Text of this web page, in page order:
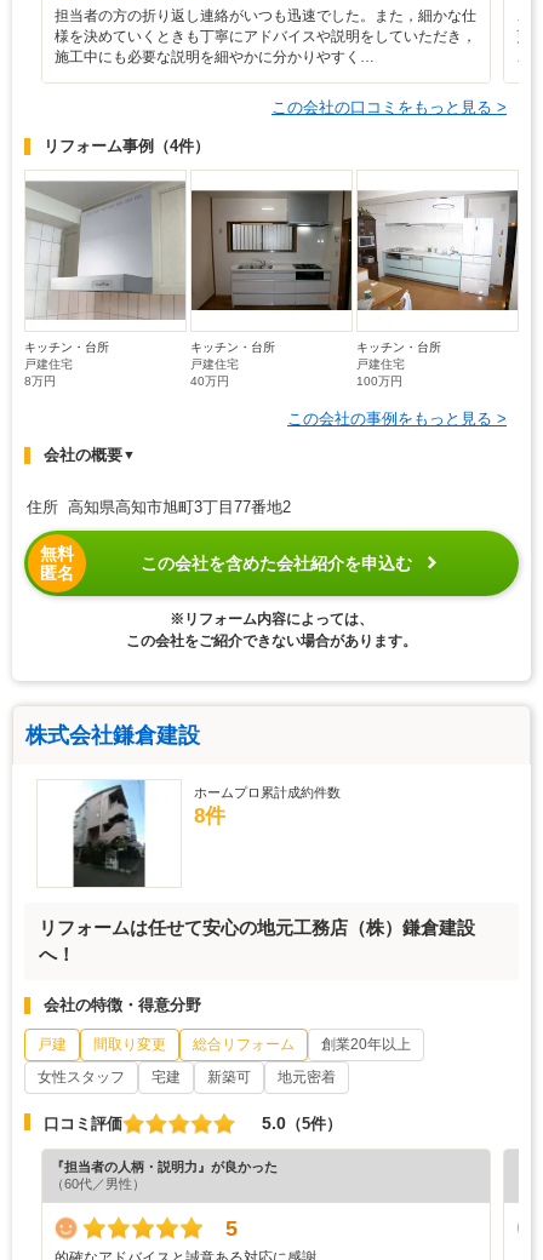
担当者の方の折り返し連絡がいつも迅速でした。また，細かな仕
様を決めていくときも丁寧にアドバイスや説明をしていただき，
施工中にも必要な説明を細やかに分かりやすく…
こ
更
こ
この会社の口コミをもっと見る >
リフォーム事例 （4件）
キッチン・台所
戸建住宅
8万円
キッチン・台所
戸建住宅
40万円
キッチン・台所
戸建住宅
100万円
この会社の事例をもっと見る >
会社の概要▼
住所 高知県高知市旭町3丁目77番地2
無料
匿名
この会社を含めた会社紹介を申込む
※リフォーム内容によっては、
この会社をご紹介できない場合があります。
株式会社鎌倉建設
ホームプロ累計成約件数
8件
リフォームは任せて安心の地元工務店（株）鎌倉建設
へ！
会社の特徴・得意分野
戸建 間取り変更 総合リフォーム
創業20年以上
女性スタッフ
宅建 新築可 地元密着
口コミ評価 5.0 （5件）
『担当者の人柄・説明力』が良かった
（60代／男性）
5